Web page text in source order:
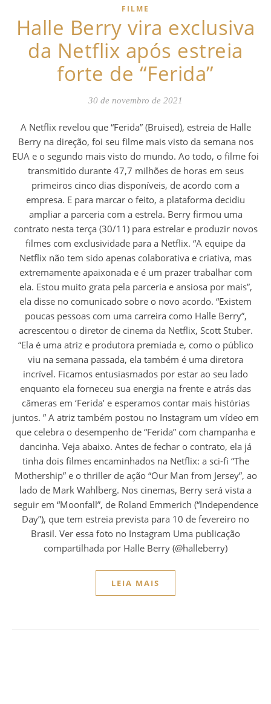
FILME
Halle Berry vira exclusiva
da Netflix após estreia
forte de “Ferida”
30 de novembro de 2021
A Netflix revelou que “Ferida” (Bruised), estreia de Halle
Berry na direção, foi seu filme mais visto da semana nos
EUA e o segundo mais visto do mundo. Ao todo, o filme foi
transmitido durante 47,7 milhões de horas em seus
primeiros cinco dias disponíveis, de acordo com a
empresa. E para marcar o feito, a plataforma decidiu
ampliar a parceria com a estrela. Berry firmou uma
contrato nesta terça (30/11) para estrelar e produzir novos
filmes com exclusividade para a Netflix. “A equipe da
Netflix não tem sido apenas colaborativa e criativa, mas
extremamente apaixonada e é um prazer trabalhar com
ela. Estou muito grata pela parceria e ansiosa por mais”,
ela disse no comunicado sobre o novo acordo. “Existem
poucas pessoas com uma carreira como Halle Berry”,
acrescentou o diretor de cinema da Netflix, Scott Stuber.
“Ela é uma atriz e produtora premiada e, como o público
viu na semana passada, ela também é uma diretora
incrível. Ficamos entusiasmados por estar ao seu lado
enquanto ela forneceu sua energia na frente e atrás das
câmeras em ‘Ferida’ e esperamos contar mais histórias
juntos. ” A atriz também postou no Instagram um vídeo em
que celebra o desempenho de “Ferida” com champanha e
dancinha. Veja abaixo. Antes de fechar o contrato, ela já
tinha dois filmes encaminhados na Netflix: a sci-fi “The
Mothership” e o thriller de ação “Our Man from Jersey”, ao
lado de Mark Wahlberg. Nos cinemas, Berry será vista a
seguir em “Moonfall”, de Roland Emmerich (“Independence
Day”), que tem estreia prevista para 10 de fevereiro no
Brasil. Ver essa foto no Instagram Uma publicação
compartilhada por Halle Berry (@halleberry)
LEIA MAIS